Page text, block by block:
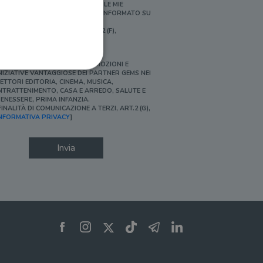
PERSONALIZZATE E IN LINEA CON LE MIE
ABITUDINI DI ACQUISTO, ESSERE INFORMATO SU
[FINALITÀ DI PROFILAZIONE, ART.2 (F),
SÌ, DESIDERO ACCEDERE A PROMOZIONI E
VANTAGGIOSE DEI PARTNER GEMS NEI
EDITORIA, CINEMA, MUSICA,
CASA E ARREDO, SALUTE E
PRIMA INFANZIA.
DI COMUNICAZIONE A TERZI, ART.2 (G),
PRIVACY]
Invia
dell'account. Il sito
per il dominio corrente.